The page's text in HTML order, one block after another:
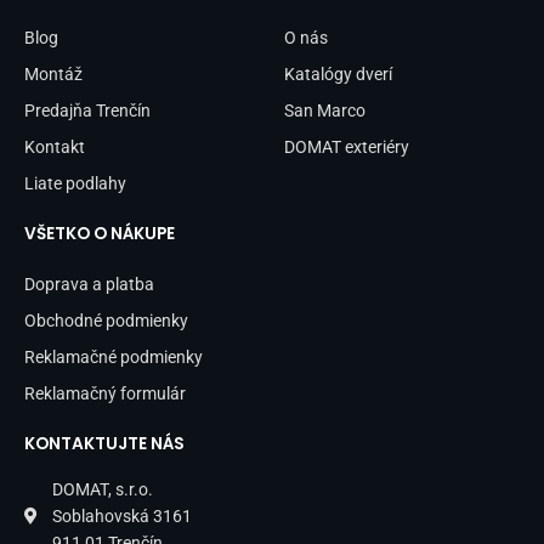
o
k
-
Blog
Montáž
Predajňa Trenčín
Kontakt
Liate podlahy
O nás
Katalógy dverí
San Marco
DOMAT exteriéry
VŠETKO O NÁKUPE
Doprava a platba
Obchodné podmienky
Reklamačné podmienky
Reklamačný formulár
KONTAKTUJTE NÁS
DOMAT, s.r.o.
Soblahovská 3161